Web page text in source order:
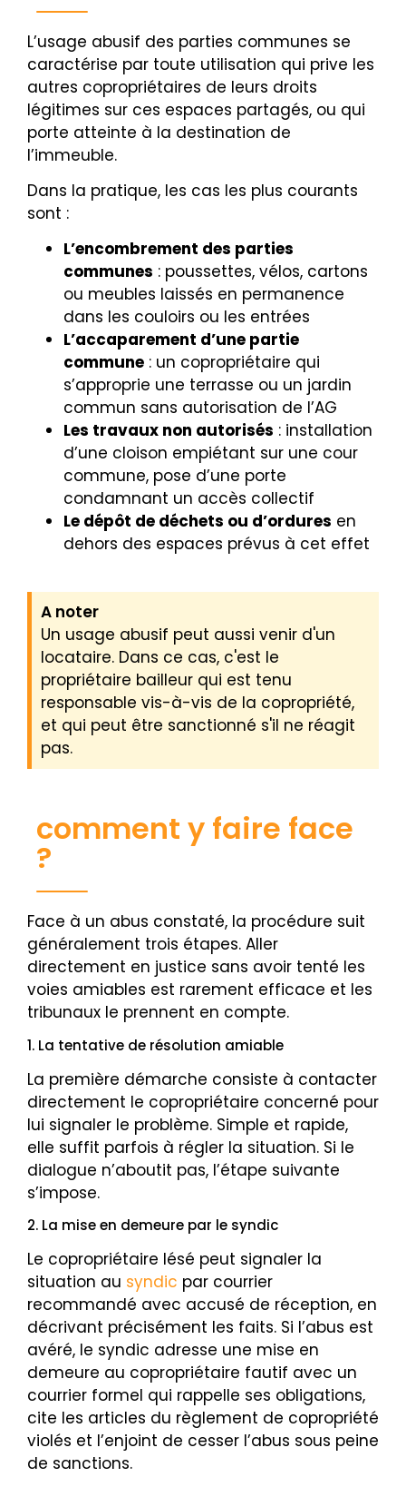
L’usage abusif des parties communes se
caractérise par toute utilisation qui prive les
autres copropriétaires de leurs droits
légitimes sur ces espaces partagés, ou qui
porte atteinte à la destination de
l’immeuble.
Dans la pratique, les cas les plus courants
sont :
L’encombrement des parties
communes : poussettes, vélos, cartons
ou meubles laissés en permanence
dans les couloirs ou les entrées
L’accaparement d’une partie
commune : un copropriétaire qui
s’approprie une terrasse ou un jardin
commun sans autorisation de l’AG
Les travaux non autorisés : installation
d’une cloison empiétant sur une cour
commune, pose d’une porte
condamnant un accès collectif
Le dépôt de déchets ou d’ordures en
dehors des espaces prévus à cet effet
A noter
Un usage abusif peut aussi venir d'un
locataire. Dans ce cas, c'est le
propriétaire bailleur qui est tenu
responsable vis-à-vis de la copropriété,
et qui peut être sanctionné s'il ne réagit
pas.
comment y faire face
?
Face à un abus constaté, la procédure suit
généralement trois étapes. Aller
directement en justice sans avoir tenté les
voies amiables est rarement efficace et les
tribunaux le prennent en compte.
1. La tentative de résolution amiable
La première démarche consiste à contacter
directement le copropriétaire concerné pour
lui signaler le problème. Simple et rapide,
elle suffit parfois à régler la situation. Si le
dialogue n’aboutit pas, l’étape suivante
s’impose.
2. La mise en demeure par le syndic
Le copropriétaire lésé peut signaler la
situation au syndic par courrier
recommandé avec accusé de réception, en
décrivant précisément les faits. Si l’abus est
avéré, le syndic adresse une mise en
demeure au copropriétaire fautif avec un
courrier formel qui rappelle ses obligations,
cite les articles du règlement de copropriété
violés et l’enjoint de cesser l’abus sous peine
de sanctions.